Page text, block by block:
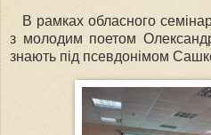
В рамках обласного
з молодим поетом
знають під псевдонімом